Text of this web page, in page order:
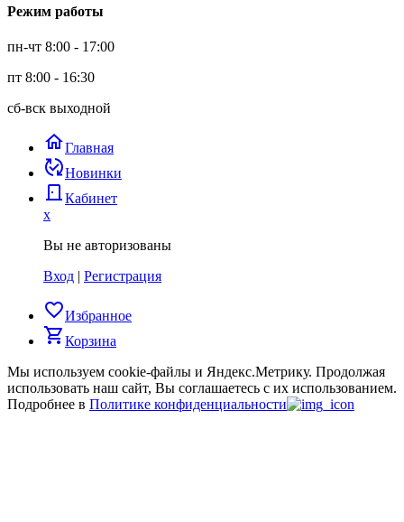
Режим работы
пн-чт 8:00 - 17:00
пт 8:00 - 16:30
сб-вск выходной
homeГлавная
published_with_changesНовинки
door_back Кабинет
x
Вы не авторизованы
Вход | Регистрация
favorite_borderИзбранное
shopping_cartКорзина
Мы используем cookie-файлы и Яндекс.Метрику. Продолжая
использовать наш сайт, Вы соглашаетесь с их использованием.
Подробнее в Политике конфиденциальности